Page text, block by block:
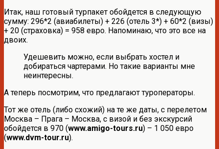
Итак, наш готовый турпакет обойдется в следующую
сумму: 296*2 (авиабилеты) + 226 (отель 3*) + 60*2 (визы)
+ 20 (страховка) = 958 евро. Напоминаю, что это все на
двоих.
Удешевить можно, если выбрать хостел и
добираться чартерами. Но такие варианты мне
неинтересны.
А теперь посмотрим, что предлагают туроператоры.
Тот же отель (либо схожий) на те же даты, с перелетом
Москва – Прага – Москва, с визой и без экскурсий
обойдется в 970 (www.amigo-tours.ru) – 1 050 евро
(www.dvm-tour.ru).